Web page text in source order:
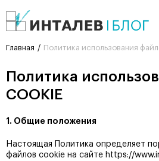
Главная Политика использования
Политика
COOKIE
1. Общие положения
Настоящая Политика определяет
файлов cookie на сайте https://